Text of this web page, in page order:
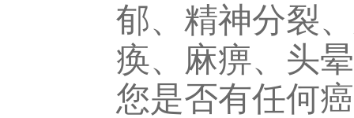
郁、精神分裂
痪、麻痹、头
您是否有任何